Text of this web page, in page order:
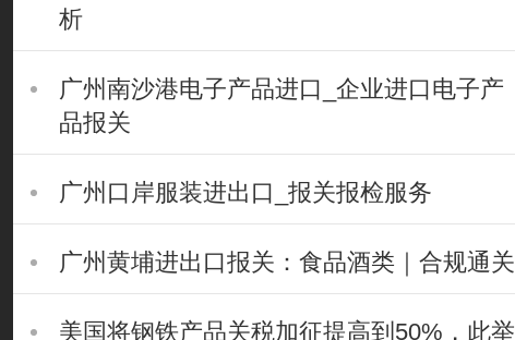
析
广州南沙港电子产品进口_企业进口电子产
品报关
广州口岸服装进出口_报关报检服务
广州黄埔进出口报关：食品酒类｜合规通关
美国将钢铁产品关税加征提高到50%，此举